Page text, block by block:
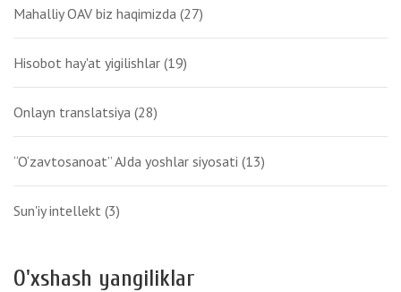
Mahalliy OAV biz haqimizda (27)
Hisobot hay'at yigilishlar (19)
Onlayn translatsiya (28)
“O‘zavtosanoat” AJda yoshlar siyosati (13)
Sun'iy intellekt (3)
O'xshash yangiliklar